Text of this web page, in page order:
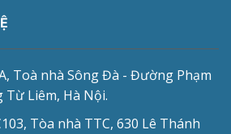
Toà nhà Sông Đà - Đường Phạm
Liêm, Hà Nội.
Tòa nhà TTC, 630 Lê Thánh